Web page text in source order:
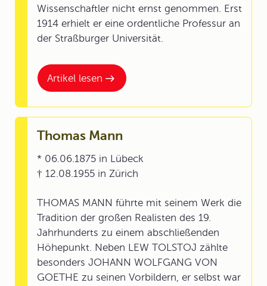
Artikel lesen
Wissenschaftler nicht ernst genommen. Erst
1914 erhielt er eine ordentliche Professur an
der Straßburger Universität.
Thomas Mann
* 06.06.1875 in Lübeck
† 12.08.1955 in Zürich
THOMAS MANN führte mit seinem Werk die
Tradition der großen Realisten des 19.
Jahrhunderts zu einem abschließenden
Höhepunkt. Neben LEW TOLSTOJ zählte
besonders JOHANN WOLFGANG VON
GOETHE zu seinen Vorbildern, er selbst war